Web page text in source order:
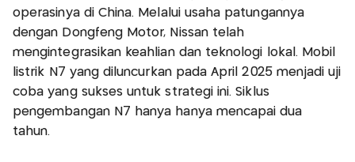
operasinya di China. Melalui usaha patungannya
dengan Dongfeng Motor, Nissan telah
mengintegrasikan keahlian dan teknologi lokal. Mobil
listrik N7 yang diluncurkan pada April 2025 menjadi uji
coba yang sukses untuk strategi ini. Siklus
pengembangan N7 hanya hanya mencapai dua
tahun.